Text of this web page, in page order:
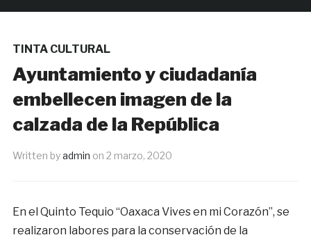
TINTA CULTURAL
Ayuntamiento y ciudadanía
embellecen imagen de la
calzada de la República
Written byadmin on 2 marzo, 2020
En el Quinto Tequio “Oaxaca Vives en mi Corazón”, se
realizaron labores para la conservación de la